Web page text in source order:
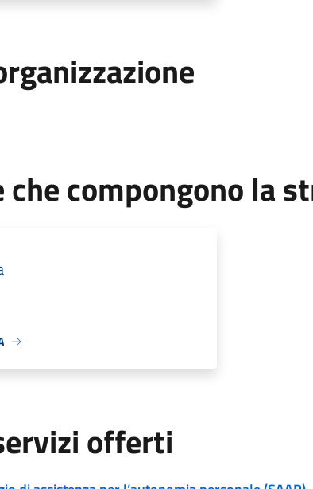
che compongono la
offerti